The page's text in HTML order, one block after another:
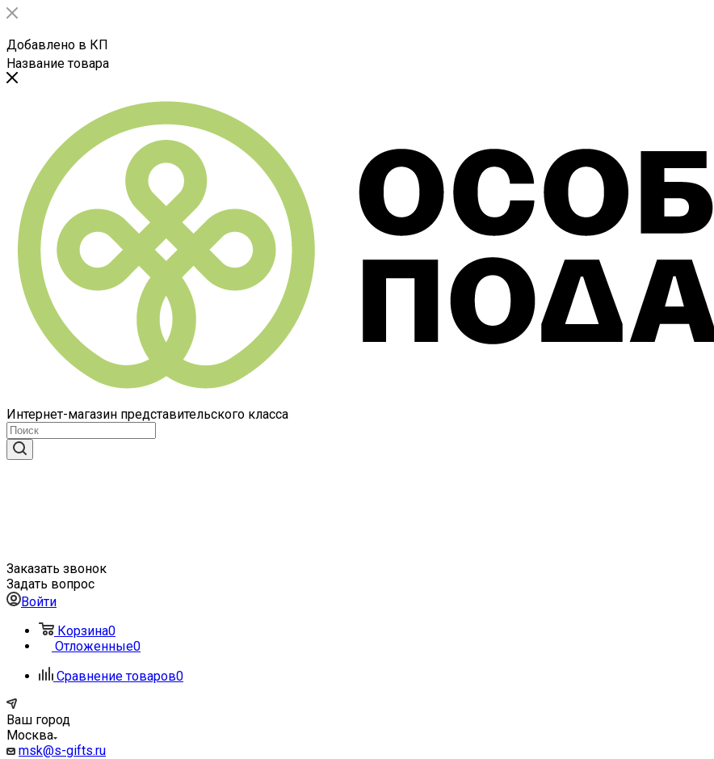
Добавлено в КП
Название товара
Интернет-магазин представительского класса
Заказать звонок
Задать вопрос
Войти
Корзина0
Отложенные0
Сравнение товаров0
Ваш город
Москва
msk@s-gifts.ru